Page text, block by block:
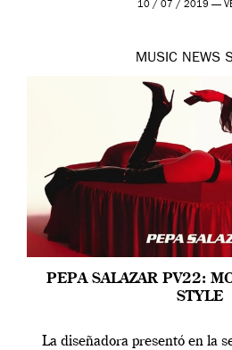
10 / 07 / 2019 —
MUSIC NEWS
PEPA SALAZAR PV22:
STYLE
La diseñadora presentó en la